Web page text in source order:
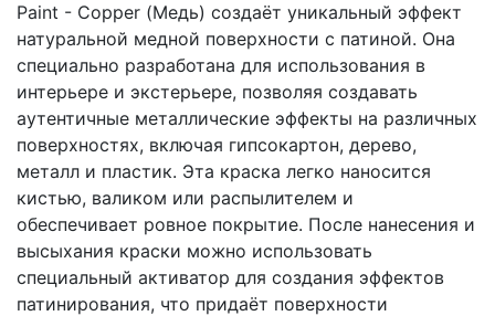
Paint - Copper (Медь) создаёт уникальный эффект
натуральной медной поверхности с патиной. Она
специально разработана для использования в
интерьере и экстерьере, позволяя создавать
аутентичные металлические эффекты на различных
поверхностях, включая гипсокартон, дерево,
металл и пластик. Эта краска легко наносится
кистью, валиком или распылителем и
обеспечивает ровное покрытие. После нанесения и
высыхания краски можно использовать
специальный активатор для создания эффектов
патинирования, что придаёт поверхности